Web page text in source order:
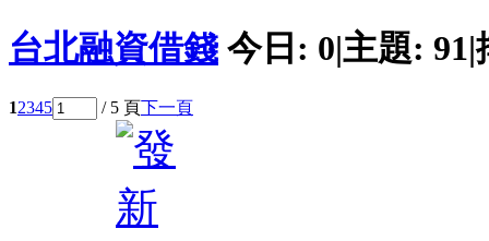
台北融資借錢 今日: 0|主題: 91|
12345 / 5 頁下一頁